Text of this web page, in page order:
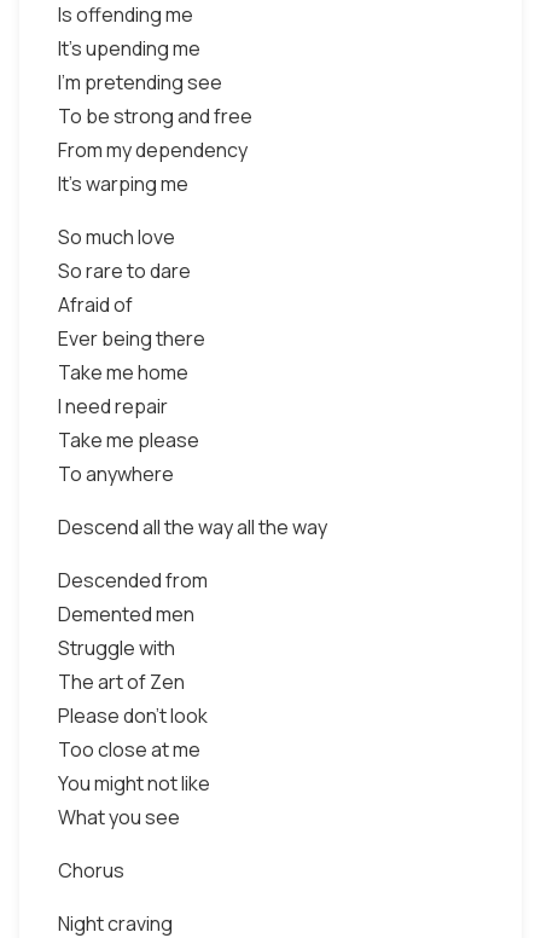
Is offending me
It's upending me
I'm pretending see
To be strong and free
From my dependency
It's warping me
So much love
So rare to dare
Afraid of
Ever being there
Take me home
I need repair
Take me please
To anywhere
Descend all the way all the way
Descended from
Demented men
Struggle with
The art of Zen
Please don't look
Too close at me
You might not like
What you see
Chorus
Night craving